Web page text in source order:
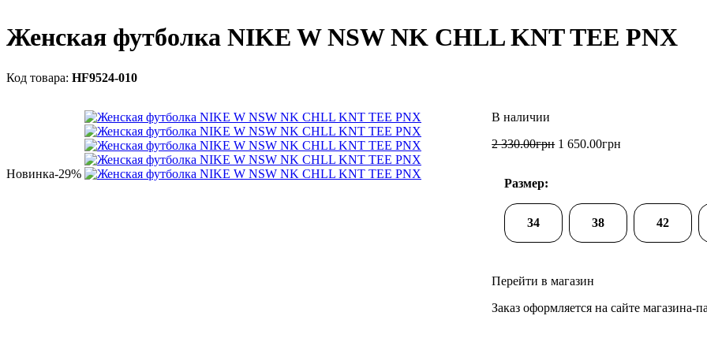
Женская футболка NIKE W NSW NK CHLL KNT TEE PNX
HF9524-010
Новинка-29%
2 330.00грн 1 650.00грн
Размер:
34 38 42
Перейти в магазин
Заказ оформляется на сайте магазина-